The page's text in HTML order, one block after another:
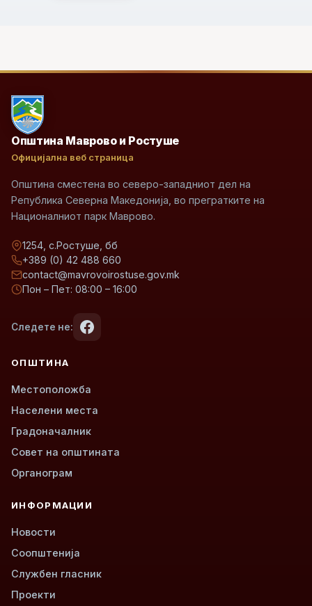
Општина Маврово и Ростуше
Официјална веб страница
Општина сместена во северо-западниот дел на
Република Северна Македонија, во прегратките на
Националниот парк Маврово.
1254, с.Ростуше, бб
+389 (0) 42 488 660
contact@mavrovoirostuse.gov.mk
Пон – Пет: 08:00 – 16:00
Следете не:
ОПШТИНА
Местоположба
Населени места
Градоначалник
Совет на општината
Органограм
ИНФОРМАЦИИ
Новости
Соопштенија
Службен гласник
Проекти